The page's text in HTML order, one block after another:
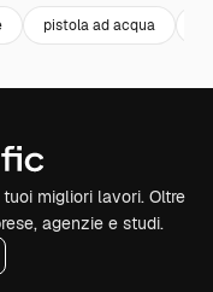
pistola ad acqua
migliori lavori. Oltre
agenzie e studi.